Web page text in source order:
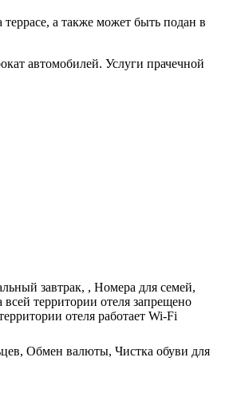
а также может быть подан в
автомобилей. Услуги прачечной
завтрак, , Номера для семей,
территории отеля запрещено
отеля работает Wi-Fi
Обмен валюты, Чистка обуви для